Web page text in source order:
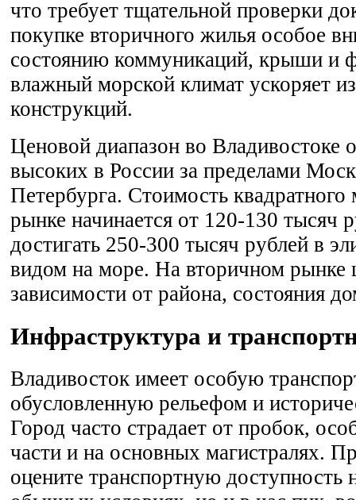
что требует тщательной проверки
покупке вторичного жилья особое
состоянию коммуникаций, крыши и
влажный морской климат ускоряет
конструкций.
Ценовой диапазон во Владивостоке
высоких в России за пределами
Петербурга. Стоимость
рынке начинается от 120-130 тысяч
достигать 250-300 тысяч рублей в
видом на море. На вторичном рынке
зависимости от района, состояния
Инфраструктура и
Владивосток имеет особую
обусловленную рельефом и
Город часто страдает от пробок,
части и на основных магистралях.
оцените транспортную доступность